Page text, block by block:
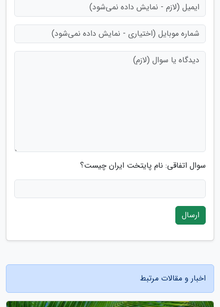
سوال اتفاقی: نام پایتخت ایران چیست؟
ارسال
اخبار و مقالات مرتبط